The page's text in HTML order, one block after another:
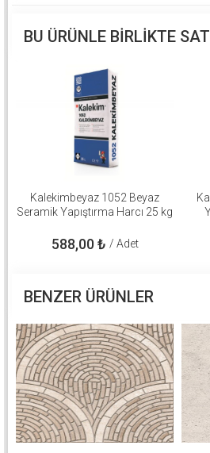
BU ÜRÜNLE BIRLIKTE
Kalekimbeyaz 1052 Beyaz
Seramik Yapıştırma Harcı 25 kg
588,00₺ / Adet
BENZER ÜRÜNLER